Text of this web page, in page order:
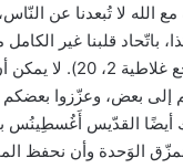
أن نقيم علاقة مع الله لا
باتّحاد قلبنا غير
مسيرتنا نحو القداسة. فلا نحيا
إلى بعض، وعزّزوا
أيضًا القدّيس
الوَحدة وأن نحفظ
البابا:
اليومية